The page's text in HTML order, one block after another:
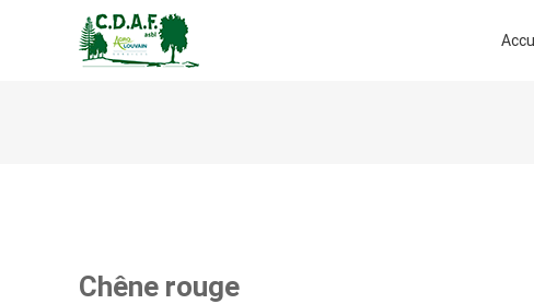
CENTRE DE
Chêne rouge